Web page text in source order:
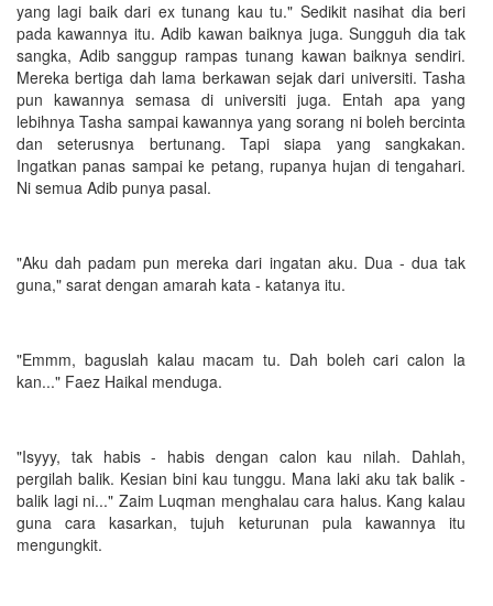
yang lagi baik dari ex tunang kau tu." Sedikit nasihat dia beri
pada kawannya itu. Adib kawan baiknya juga. Sungguh dia tak
sangka, Adib sanggup rampas tunang kawan baiknya sendiri.
Mereka bertiga dah lama berkawan sejak dari universiti. Tasha
pun kawannya semasa di universiti juga. Entah apa yang
lebihnya Tasha sampai kawannya yang sorang ni boleh bercinta
dan seterusnya bertunang. Tapi siapa yang sangkakan.
Ingatkan panas sampai ke petang, rupanya hujan di tengahari.
Ni semua Adib punya pasal.
"Aku dah padam pun mereka dari ingatan aku. Dua - dua tak
guna," sarat dengan amarah kata - katanya itu.
"Emmm, baguslah kalau macam tu. Dah boleh cari calon la
kan..." Faez Haikal menduga.
"Isyyy, tak habis - habis dengan calon kau nilah. Dahlah,
pergilah balik. Kesian bini kau tunggu. Mana laki aku tak balik -
balik lagi ni..." Zaim Luqman menghalau cara halus. Kang kalau
guna cara kasarkan, tujuh keturunan pula kawannya itu
mengungkit.